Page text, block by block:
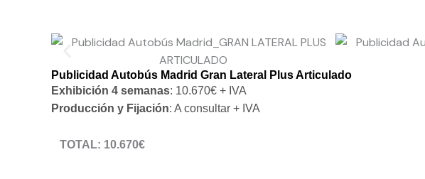
Publicidad Autobús Madrid Gran Lateral Plus Articulado
Exhibición 4 semanas: 10.670€ + IVA
Producción y Fijación: A consultar + IVA
TOTAL: 10.670€